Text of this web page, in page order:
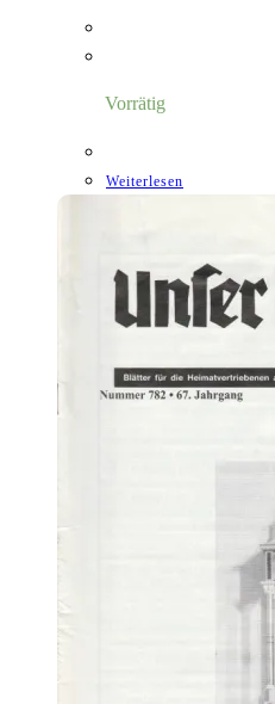
Vorrätig
Weiterlesen